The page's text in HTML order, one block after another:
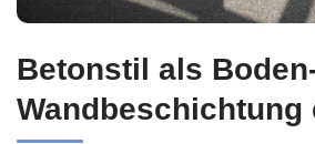
Betonstil als
Wandbeschichtung